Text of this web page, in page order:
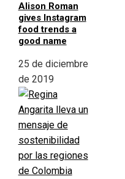
Alison Roman
gives Instagram
food trends a
good name
25 de diciembre
de 2019